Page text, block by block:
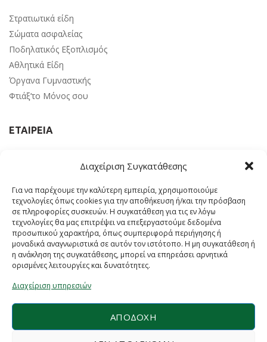
Διαχείριση Συγκατάθεσης
Για να παρέχουμε την καλύτερη εμπειρία, χρησιμοποιούμε
τεχνολογίες όπως cookies για την αποθήκευση ή/και την πρόσβαση
σε πληροφορίες συσκευών. Η συγκατάθεση για τις εν λόγω
τεχνολογίες θα μας επιτρέψει να επεξεργαστούμε δεδομένα
προσωπικού χαρακτήρα, όπως συμπεριφορά περιήγησης ή
μοναδικά αναγνωριστικά σε αυτόν τον ιστότοπο. Η μη συγκατάθεση ή
η ανάκληση της συγκατάθεσης, μπορεί να επηρεάσει αρνητικά
ορισμένες λειτουργίες και δυνατότητες.
Διαχείριση υπηρεσιών
ΑΠΟΔΟΧΉ
Στρατιωτικά είδη
Σώματα ασφαλείας
Ποδηλατικός Εξοπλισμός
Αθλητικά Είδη
Όργανα Γυμναστικής
Φτιάξ’το Μόνος σου
ΕΤΑΙΡΕΙΑ
Τρόποι Πληρωμής
Τρόποι Αποστολής
Επιστροφή Προϊόντων
Όροι Χρήσης
Ευκαιρίες καριέρας
Πολιτική Απορρήτου
Ο Λογαριασμός μου